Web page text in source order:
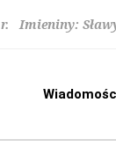
Imieniny: